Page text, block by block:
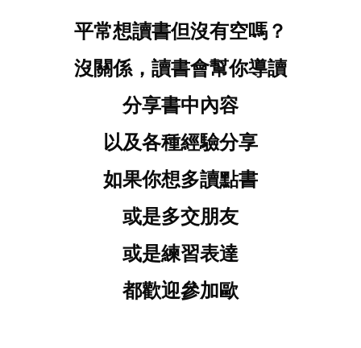
平常想讀書但沒有空嗎？
沒關係，讀書會幫你導讀
分享書中內容
以及各種經驗分享
如果你想多讀點書
或是多交朋友
或是練習表達
都歡迎參加歐